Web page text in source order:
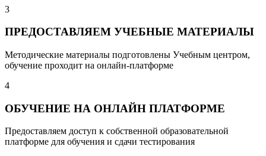
3
ПРЕДОСТАВЛЯЕМ УЧЕБНЫЕ МАТЕРИАЛЫ
Методические материалы подготовлены Учебным центром,
обучение проходит на онлайн-платформе
4
ОБУЧЕНИЕ НА ОНЛАЙН ПЛАТФОРМЕ
Предоставляем доступ к собственной образовательной
платформе для обучения и сдачи тестирования